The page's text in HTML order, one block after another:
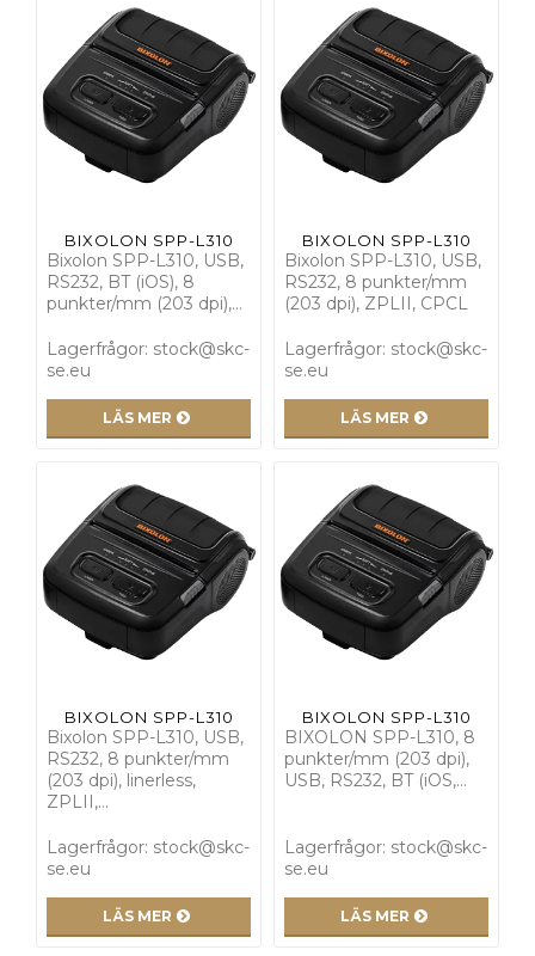
BIXOLON SPP-L310
Bixolon SPP-L310, USB,
RS232, BT (iOS), 8
punkter/mm (203 dpi),…
Lagerfrågor: stock@skc-
se.eu
LÄS MER
BIXOLON SPP-L310
Bixolon SPP-L310, USB,
RS232, 8 punkter/mm
(203 dpi), ZPLII, CPCL
Lagerfrågor: stock@skc-
se.eu
LÄS MER
BIXOLON SPP-L310
Bixolon SPP-L310, USB,
RS232, 8 punkter/mm
(203 dpi), linerless,
ZPLII,…
Lagerfrågor: stock@skc-
se.eu
LÄS MER
BIXOLON SPP-L310
BIXOLON SPP-L310, 8
punkter/mm (203 dpi),
USB, RS232, BT (iOS,…
Lagerfrågor: stock@skc-
se.eu
LÄS MER